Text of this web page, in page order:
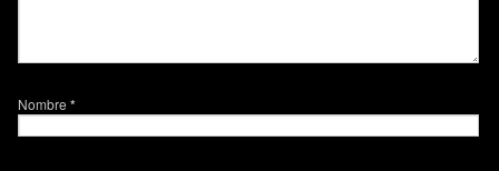
Nombre *